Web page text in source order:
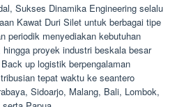
Sukses Dinamika Engineering selalu
Kawat Duri Silet untuk berbagai tipe
periodik menyediakan kebutuhan
proyek industri beskala besar
up logistik berpengalaman
tepat waktu ke seantero
Sidoarjo, Malang, Bali, Lombok,